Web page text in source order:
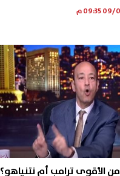
الأقوى ترامب أم نتنياهو؟